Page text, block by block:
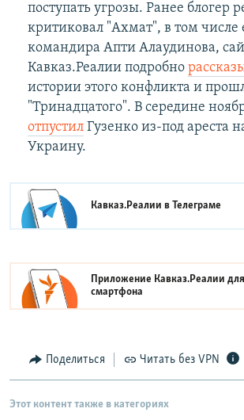
поступать угрозы. Ранее блогер
критиковал "Ахмат", в том числе
командира Апти Алаудинова,
Кавказ.Реалии подробно
истории этого конфликта и
"Тринадцатого". В середине
отпустилГузенко из-под ареста
Украину.
Кавказ.Реалии вТелеграме
Приложение Кавказ.Реалии
смартфона
Поделиться Читать без VPN
Этот контент также в категориях